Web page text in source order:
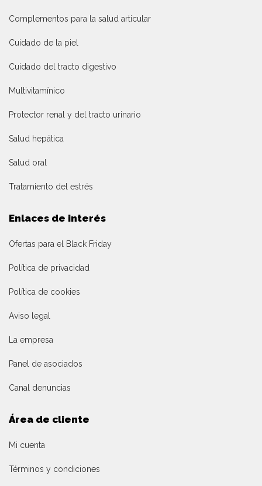
Complementos para la salud articular
Cuidado de la piel
Cuidado del tracto digestivo
Multivitamínico
Protector renal y del tracto urinario
Salud hepática
Salud oral
Tratamiento del estrés
Enlaces de interés
Ofertas para el Black Friday
Política de privacidad
Política de cookies
Aviso legal
La empresa
Panel de asociados
Canal denuncias
Área de cliente
Mi cuenta
Términos y condiciones